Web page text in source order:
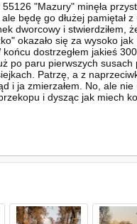
"Mazury" minęła
będę go dłużej pamiętał
dworcowy i stwierdziłem,
okazało się za wysoko
dostrzegłem jakieś
po paru pierwszych
Patrzę, a z
i ja zmierzałem. No, ale
i dysząc jak miech